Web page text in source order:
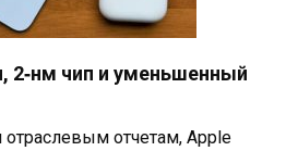
2‑нм чип и уменьшенный
отчетам, Apple